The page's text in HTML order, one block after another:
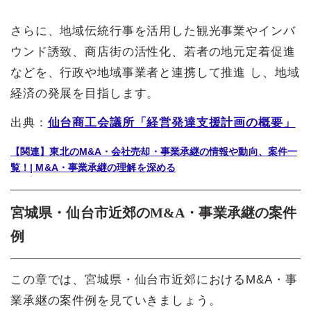
さらに、地域伝統行事を活用した観光事業やインバ
ウンド誘致、商店街の活性化、若者の地元定着促進
などを、行政や地域事業者と連携して推進 し、地域
経済の発展を目指します。
出典： 仙台商工会議所「経営発達支援計画の概要」
【関連】東北のM&A・会社売却・事業承継の情報や動向、案件一
覧！| M&A・事業承継の理解を深める
宮城県・仙台市近郊のM&A・事業承継の案件
例
この章では、宮城県・仙台市近郊におけるM&A・事
業承継の案件例を見ていきましょう。